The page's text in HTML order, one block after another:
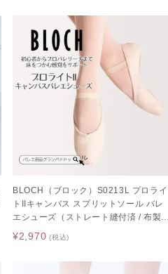
BLOCH（ブロック）S0213L プロライ
トIIキャンバス スプリットソール バレ
エシューズ（ストレート縫付済 / 布製 /
女性サイズ レディースサイズ / ピン
ク）
¥2,970 (税込)